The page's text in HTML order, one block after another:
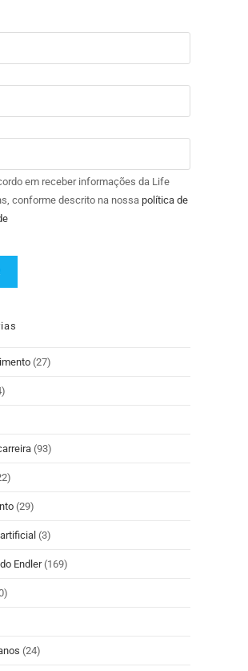
em receber informações da Life
conforme descrito na nossa política de
(27)
(93)
(29)
(3)
Endler (169)
(24)